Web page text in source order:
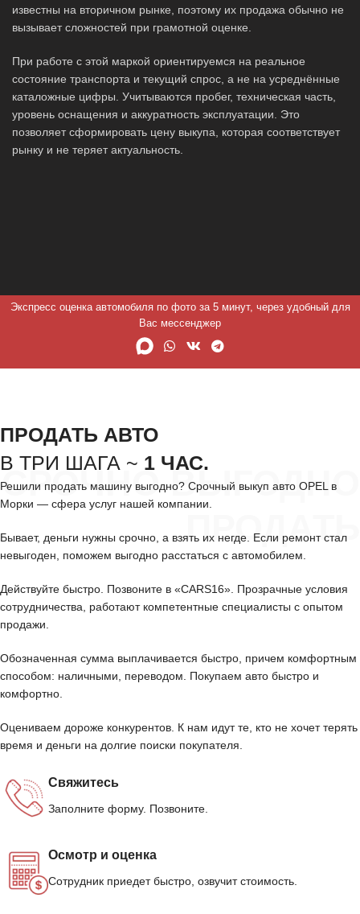
известны на вторичном рынке, поэтому их продажа обычно не
вызывает сложностей при грамотной оценке.
При работе с этой маркой ориентируемся на реальное
состояние транспорта и текущий спрос, а не на усреднённые
каталожные цифры. Учитываются пробег, техническая часть,
уровень оснащения и аккуратность эксплуатации. Это
позволяет сформировать цену выкупа, которая соответствует
рынку и не теряет актуальность.
Экспресс оценка автомобиля по фото за 5 минут, через удобный для
Вас мессенджер
СРОЧНО ВЫГОДНО
ПРОДАТЬ
ПРОДАТЬ АВТО
В ТРИ ШАГА ~ 1 ЧАС.
Решили продать машину выгодно? Срочный выкуп авто OPEL в
Морки — сфера услуг нашей компании.
Бывает, деньги нужны срочно, а взять их негде. Если ремонт стал
невыгоден, поможем выгодно расстаться с автомобилем.
Действуйте быстро. Позвоните в «CARS16». Прозрачные условия
сотрудничества, работают компетентные специалисты с опытом
продажи.
Обозначенная сумма выплачивается быстро, причем комфортным
способом: наличными, переводом. Покупаем авто быстро и
комфортно.
Оцениваем дороже конкурентов. К нам идут те, кто не хочет терять
время и деньги на долгие поиски покупателя.
Свяжитесь
Заполните форму. Позвоните.
Осмотр и оценка
Сотрудник приедет быстро, озвучит стоимость.